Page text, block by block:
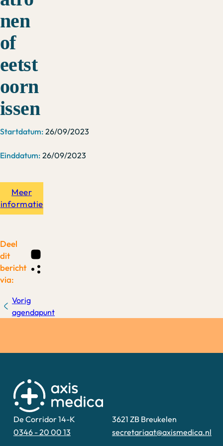
nen
of
eetst
oorn
issen
26/09/2023
26/09/2023
Meer
informatie
Deel
dit
bericht
via:
Vorig
agendapunt
De Corridor 14-K
3621 ZB Breukelen
0346 - 20 00 13
secretariaat@axismedica.nl